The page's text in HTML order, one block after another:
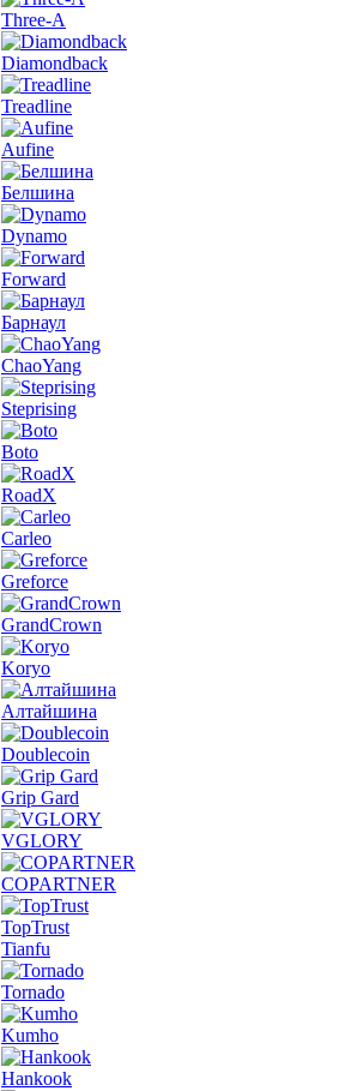
Three-A
Diamondback
Treadline
Aufine
Белшина
Dynamo
Forward
Барнаул
ChaoYang
Steprising
Boto
RoadX
Carleo
Greforce
GrandCrown
Koryo
Алтайшина
Doublecoin
Grip Gard
VGLORY
COPARTNER
TopTrust
Tianfu
Tornado
Kumho
Hankook